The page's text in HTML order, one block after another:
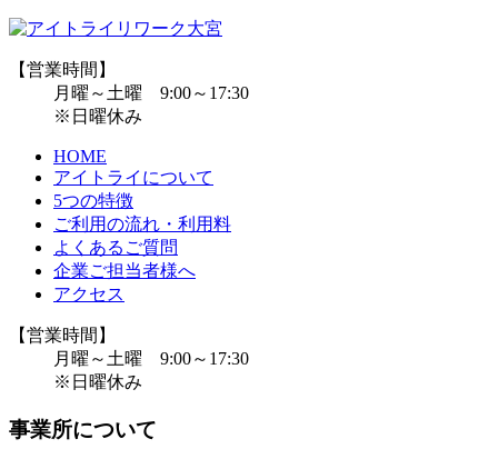
【営業時間】
月曜～土曜 9:00～17:30
※日曜休み
HOME
アイトライについて
5つの特徴
ご利用の流れ・利用料
よくあるご質問
企業ご担当者様へ
アクセス
【営業時間】
月曜～土曜 9:00～17:30
※日曜休み
事業所について